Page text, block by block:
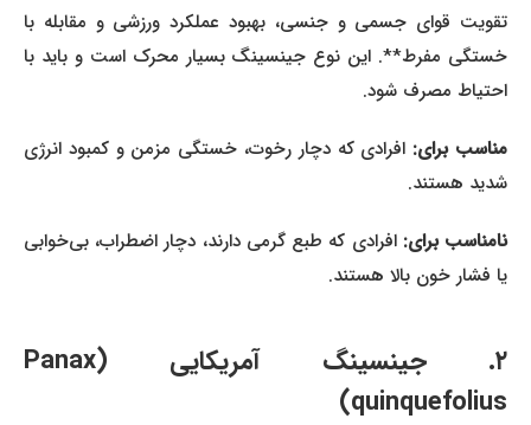
تقویت قوای جسمی و جنسی، بهبود عملکرد ورزشی و مقابله با
خستگی مفرط**. این نوع جینسینگ بسیار محرک است و باید با
احتیاط مصرف شود.
مناسب برای:افرادی که دچار رخوت، خستگی مزمن و کمبود انرژی
شدید هستند.
نامناسب برای:افرادی که طبع گرمی دارند، دچار اضطراب، بی‌خوابی
یا فشار خون بالا هستند.
۲. جینسینگ آمریکایی (Panax
quinquefolius)